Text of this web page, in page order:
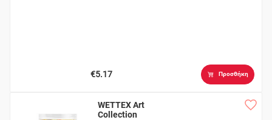
€5.17 Προσθήκη
WETTEX Art
Collection